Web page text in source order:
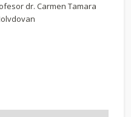
dr. Carmen Tamara